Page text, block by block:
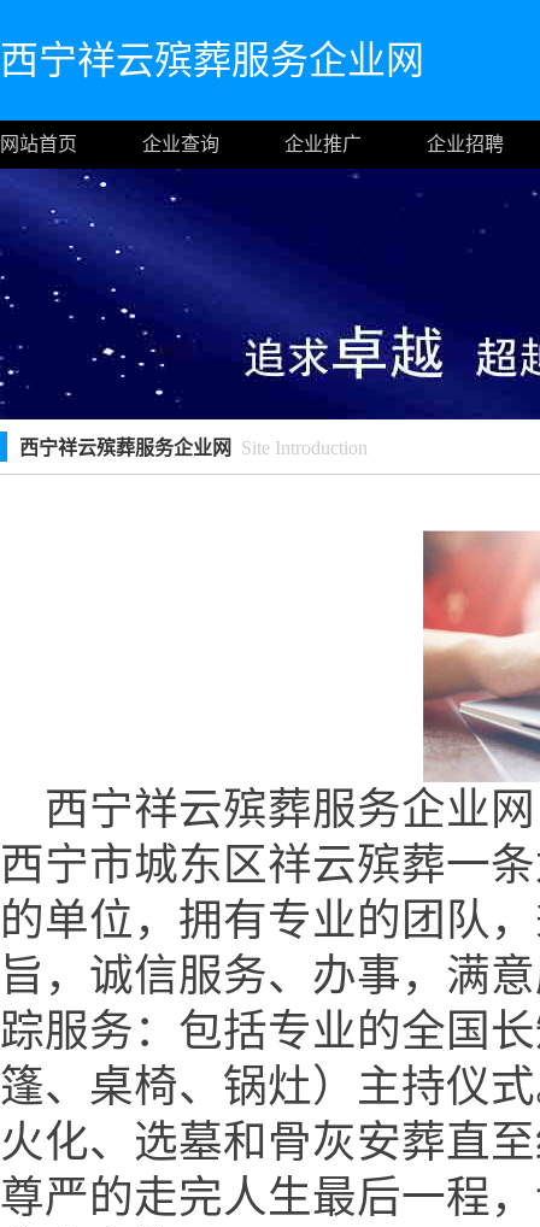
西宁祥云殡葬服务企业网
网站首页 企业查询 企业推广 企业招聘
西宁祥云殡葬服务企业网 Site Introduction
西宁祥云殡葬服务企业网
西宁市城东区祥云殡葬一
的单位，拥有专业的团队
旨，诚信服务、办事，满
踪服务：包括专业的全国
篷、桌椅、锅灶）主持仪
火化、选墓和骨灰安葬直
尊严的走完人生最后一程